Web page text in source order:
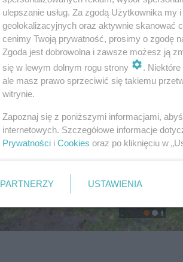
ulepszanie usług. Za zgodą Użytkownika
geolokalizacyjnych oraz aktywnie skanować
cenimy Twoją prywatność, prosimy o zgodę
Zgoda jest dobrowolna i zawsze możesz ją
się w lewym dolnym rogu strony
.
ale masz prawo sprzeciwić się takiemu
witrynie.
Zapoznaj się z poniższymi informacjami,
internetowych. Szczegółowe informacje
Prywatności i Cookies oraz po kliknięciu w
PARTNERZY USTAWIENIA